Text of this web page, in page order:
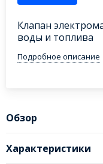
Клапан
воды и топлива
Подробное описание
Обзор
Характеристики